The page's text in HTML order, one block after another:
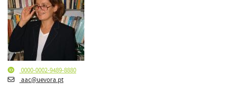
0000-0002-9489-8880
aac@uevora.pt